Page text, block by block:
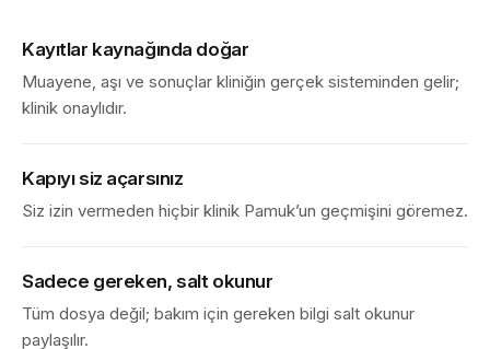
Kayıtlar kaynağında doğar
Muayene, aşı ve sonuçlar kliniğin gerçek sisteminden gelir;
klinik onaylıdır.
Kapıyı siz açarsınız
Siz izin vermeden hiçbir klinik Pamuk’un geçmişini göremez.
Sadece gereken, salt okunur
Tüm dosya değil; bakım için gereken bilgi salt okunur
paylaşılır.